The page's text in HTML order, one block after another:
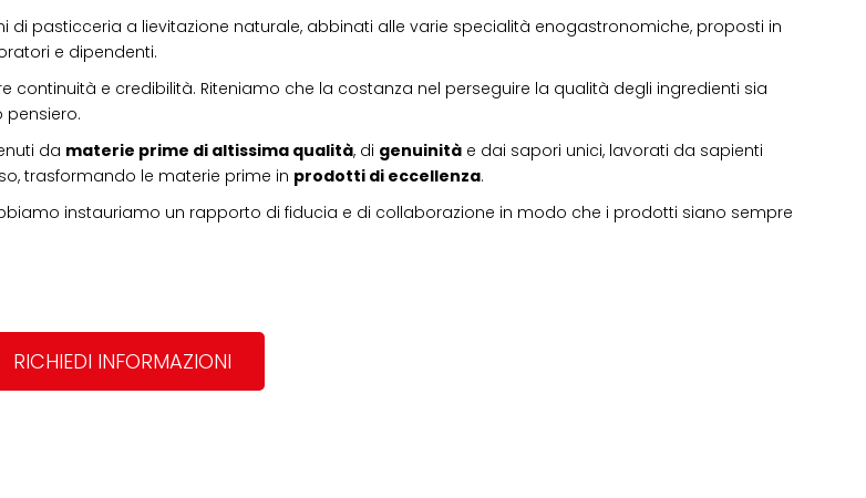
di pasticceria a lievitazione naturale, abbinati alle varie specialità enogastronomiche, proposti in
e dipendenti.
e credibilità. Riteniamo che la costanza nel perseguire la qualità degli ingredienti sia
pensiero.
da materie prime di altissima qualità, di genuinità e dai sapori unici, lavorati da sapienti
trasformando le materie prime in prodotti di eccellenza.
instauriamo un rapporto di fiducia e di collaborazione in modo che i prodotti siano sempre
RICHIEDI INFORMAZIONI